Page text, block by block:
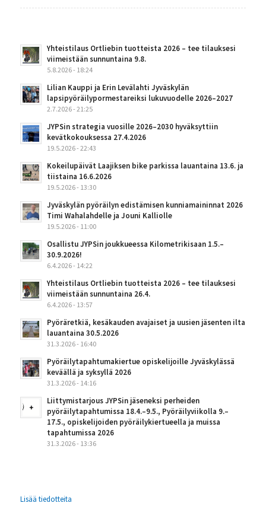
Yhteistilaus Ortliebin tuotteista 2026 – tee tilauksesi
viimeistään sunnuntaina 9.8.
5.8.2026 - 18:24
Lilian Kauppi ja Erin Levälahti Jyväskylän
lapsipyöräilypormestareiksi lukuvuodelle 2026–2027
2.7.2026 - 21:25
JYPSin strategia vuosille 2026–2030 hyväksyttiin
kevätkokouksessa 27.4.2026
19.5.2026 - 22:43
Kokeilupäivät Laajiksen bike parkissa lauantaina 13.6. ja
tiistaina 16.6.2026
19.5.2026 - 13:30
Jyväskylän pyöräilyn edistämisen kunniamaininnat 2026
Timi Wahalahdelle ja Jouni Kalliolle
19.5.2026 - 11:00
Osallistu JYPSin joukkueessa Kilometrikisaan 1.5.–
30.9.2026!
6.4.2026 - 14:22
Yhteistilaus Ortliebin tuotteista 2026 – tee tilauksesi
viimeistään sunnuntaina 26.4.
6.4.2026 - 13:57
Pyöräretkiä, kesäkauden avajaiset ja uusien jäsenten ilta
lauantaina 30.5.2026
31.3.2026 - 16:40
Pyöräilytapahtumakiertue opiskelijoille Jyväskylässä
keväällä ja syksyllä 2026
31.3.2026 - 14:16
Liittymistarjous JYPSin jäseneksi perheiden
pyöräilytapahtumissa 18.4.–9.5., Pyöräilyviikolla 9.–
17.5., opiskelijoiden pyöräilykiertueella ja muissa
tapahtumissa 2026
31.3.2026 - 13:36
Lisää tiedotteita